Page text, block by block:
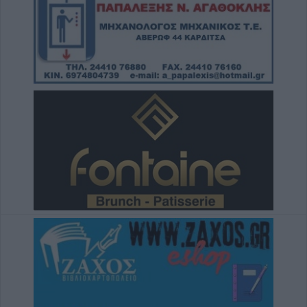
μέθη
9 Αυγούστου 2026, 10:27
Διάθεση 1.800 νεοσσών και 235
γεννητόρων κυνηγετικού φασιανού από το
εκτροφείο Μπαλάνου στο Μουζάκι
Από τη Γη στη Σελήνη: Το κομμάτι πύραυλου
που προσέκρουσε στη Σελήνη γίνεται χρυσή
ευκαιρία μελέτης για ειδικούς επιστήμονες
9 Αυγούστου 2026, 09:31
Για ό,τι κι αν ψάχνεις, συνεργείο αυτοκινήτων
“Βούζας” και έχεις τη λύση!
9 Αυγούστου 2026, 09:14
Υπ. Μεταφορών: Οριστική λύση στο ζήτημα
των πινακίδων κυκλοφορίας - Ποιές αλλαγές
θα γίνουν